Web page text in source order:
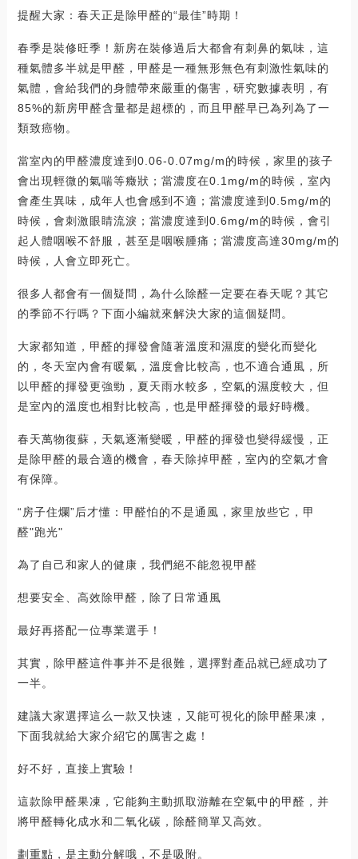
提醒大家：春天正是除甲醛的“最佳”時期！
春季是裝修旺季！新房在裝修過后大都會有刺鼻的氣味，這
種氣體多半就是甲醛，甲醛是一種無形無色有刺激性氣味的
氣體，會給我們的身體帶來嚴重的傷害，研究數據表明，有
85%的新房甲醛含量都是超標的，而且甲醛早已為列為了一
類致癌物。
當室內的甲醛濃度達到0.06-0.07mg/m的時候，家里的孩子
會出現輕微的氣喘等癥狀；當濃度在0.1mg/m的時候，室內
會產生異味，成年人也會感到不適；當濃度達到0.5mg/m的
時候，會刺激眼睛流淚；當濃度達到0.6mg/m的時候，會引
起人體咽喉不舒服，甚至是咽喉腫痛；當濃度高達30mg/m的
時候，人會立即死亡。
很多人都會有一個疑問，為什么除醛一定要在春天呢？其它
的季節不行嗎？下面小編就來解決大家的這個疑問。
大家都知道，甲醛的揮發會隨著溫度和濕度的變化而變化
的，冬天室內會有暖氣，溫度會比較高，也不適合通風，所
以甲醛的揮發更強勁，夏天雨水較多，空氣的濕度較大，但
是室內的溫度也相對比較高，也是甲醛揮發的最好時機。
春天萬物復蘇，天氣逐漸變暖，甲醛的揮發也變得緩慢，正
是除甲醛的最合適的機會，春天除掉甲醛，室內的空氣才會
有保障。
“房子住爛”后才懂：甲醛怕的不是通風，家里放些它，甲
醛"跑光"
為了自己和家人的健康，我們絕不能忽視甲醛
想要安全、高效除甲醛，除了日常通風
最好再搭配一位專業選手！
其實，除甲醛這件事并不是很難，選擇對產品就已經成功了
一半。
建議大家選擇這么一款又快速，又能可視化的除甲醛果凍，
下面我就給大家介紹它的厲害之處！
好不好，直接上實驗！
這款除甲醛果凍，它能夠主動抓取游離在空氣中的甲醛，并
將甲醛轉化成水和二氧化碳，除醛簡單又高效。
劃重點，是主動分解哦，不是吸附。